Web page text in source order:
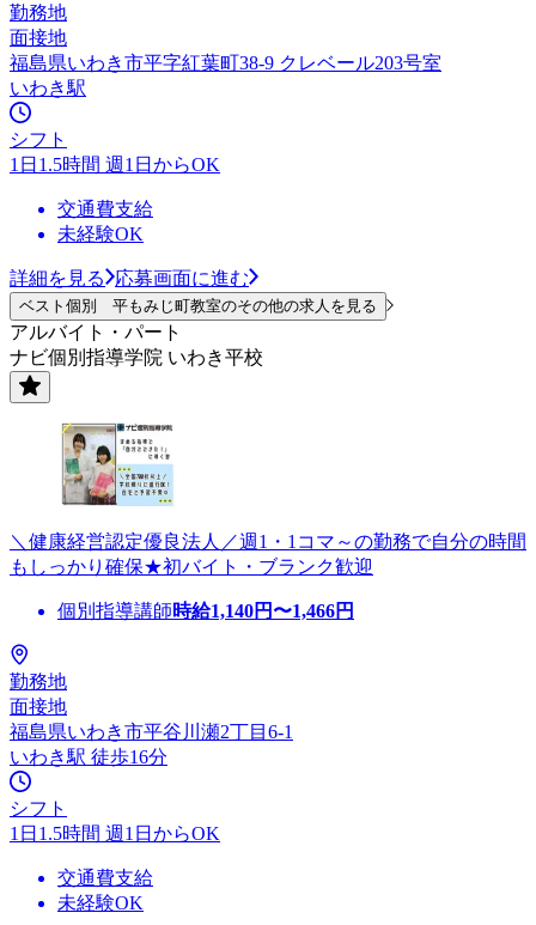
勤務地
面接地
福島県いわき市平字紅葉町38-9 クレベール203号室
いわき駅
シフト
1日1.5時間 週1日からOK
交通費支給
未経験OK
詳細を見る 応募画面に進む
ベスト個別 平もみじ町教室のその他の求人を見る
アルバイト・パート
ナビ個別指導学院 いわき平校
＼健康経営認定優良法人／週1・1コマ～の勤務で自分の時間
もしっかり確保★初バイト・ブランク歓迎
個別指導講師時給1,140円〜1,466円
勤務地
面接地
福島県いわき市平谷川瀬2丁目6-1
いわき駅 徒歩16分
シフト
1日1.5時間 週1日からOK
交通費支給
未経験OK